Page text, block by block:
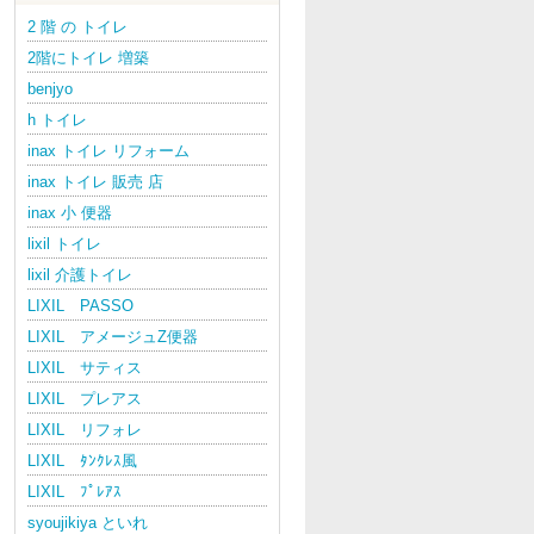
2 階 の トイレ
2階にトイレ 増築
benjyo
h トイレ
inax トイレ リフォーム
inax トイレ 販売 店
inax 小 便器
lixil トイレ
lixil 介護トイレ
LIXIL PASSO
LIXIL アメージュZ便器
LIXIL サティス
LIXIL プレアス
LIXIL リフォレ
LIXIL ﾀﾝｸﾚｽ風
LIXIL ﾌﾟﾚｱｽ
syoujikiya といれ